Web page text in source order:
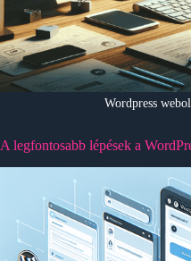
Wordpress
A legfontosabb lépések a